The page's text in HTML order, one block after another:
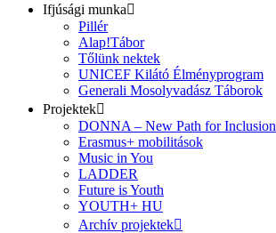
Ifjúsági munka
Pillér
Alap!Tábor
Tőlünk nektek
UNICEF Kilátó Élményprogram
Generali Mosolyvadász Táborok
Projektek
DONNA – New Path for Inclusion
Erasmus+ mobilitások
Music in You
LADDER
Future is Youth
YOUTH+ HU
Archív projektek